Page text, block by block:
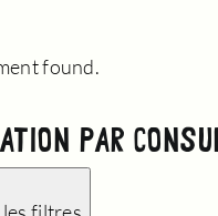
found.
PAR